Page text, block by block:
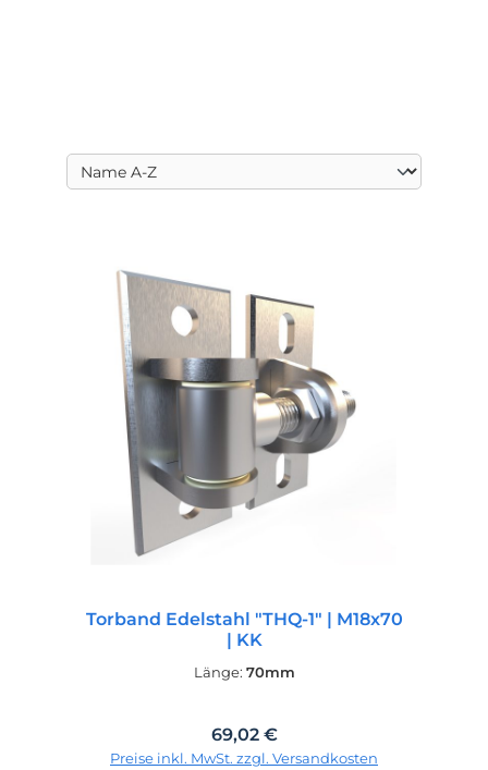
Torband Edelstahl "THQ-1" | M18x70
| KK
Länge: 70mm
Regulärer Preis:
69,02 €
Preise inkl. MwSt. zzgl. Versandkosten